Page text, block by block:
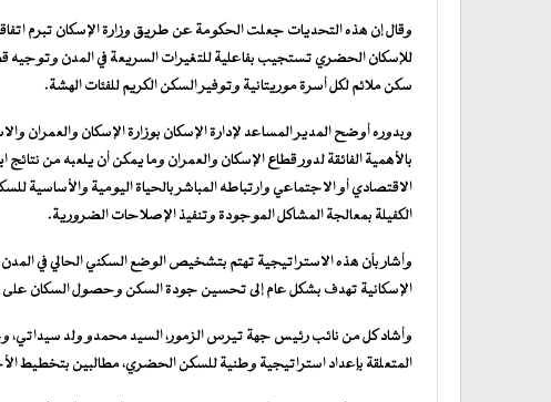
وقال إن هذه التحديات جعلت الحكومة عن طريق وزارة الإسكان تبرم
سكن ملائم لكل أسرة موريتانية وتوفير السكن الكريم للفئات الهشة.
وبدوره أوضح المدير المساعد لإدارة الإسكان بوزارة الإسكان والعمران
بالأهمية الفائقة لدور قطاع الإسكان والعمران وما يمكن أن يلعبه من
الاقتصادي أو الاجتماعي وارتباطه المباشر بالحياة اليومية
الكفيلة بمعالجة المشاكل الموجودة وتنفيذ الإصلاحات الضرورية.
وأشار بأن هذه الاستراتيجية تهتم بتشخيص الوضع السكني الحالي في المدن
الإسكانية تهدف بشكل عام إلى تحسين جودة السكن وحصول السكان على
وأشاد كل من نائب رئيس جهة تيرس الزمور، السيد محمدو ولد سيداتي،
المتعلقة بإعداد استراتيجية وطنية للسكن الحضري، مطالبين بتخطيط